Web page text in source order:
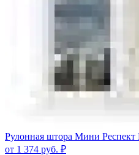
Рулонная штора Мини
от 1 374 руб. ₽